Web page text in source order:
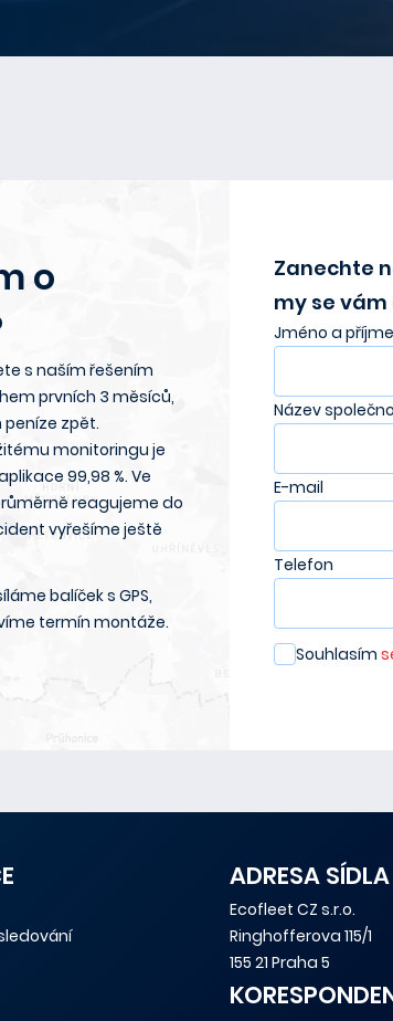
o
s naším řešením
prvních 3 měsíců,
zpět.
monitoringu je
99,98 %. Ve
reagujeme do
vyřešíme ještě
balíček s GPS,
termín montáže.
Zanechte
my se
Jméno a
Název
E-mail
Telefon
Souhlasím
ADRESA SÍDLA
Ecofleet CZ s.r.o.
Ringhofferova 115/1
155 21 Praha 5